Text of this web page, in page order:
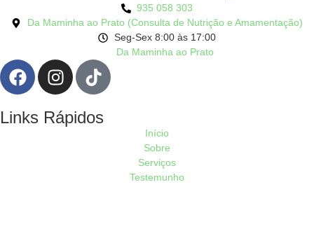
935 058 303
Da Maminha ao Prato (Consulta de Nutrição e Amamentação)
Seg-Sex 8:00 às 17:00
Da Maminha ao Prato
Links Rápidos
Início
Sobre
Serviços
Testemunho